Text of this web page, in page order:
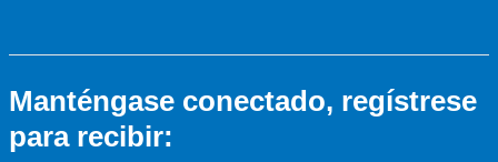
Manténgase conectado, regístrese
para recibir: